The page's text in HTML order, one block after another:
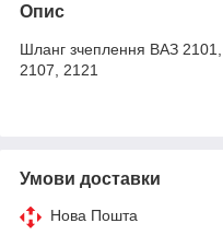
Опис
Шланг зчеплення ВАЗ
2107, 2121
Умови доставки
Нова Пошта